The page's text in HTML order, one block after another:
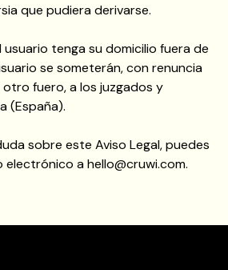
que pudiera derivarse.
usuario tenga su domicilio fuera de
se someterán, con renuncia
fuero, a los juzgados y
(España).
sobre este Aviso Legal, puedes
a hello@cruwi.com.